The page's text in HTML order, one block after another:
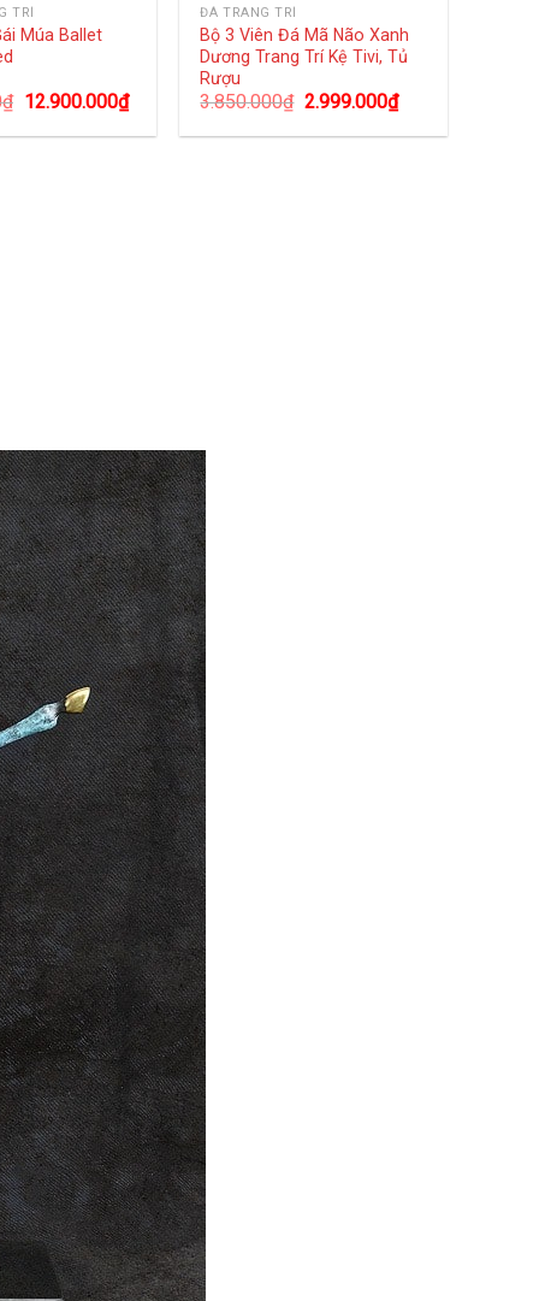
TRÍ
Múa Ballet
₫ 12.900.000₫
ĐÁ TRANG TRÍ
Bộ 3 Viên Đá Mã Não Xanh
Dương Trang Trí Kệ Tivi, Tủ
Rượu
3.850.000₫ 2.999.000₫